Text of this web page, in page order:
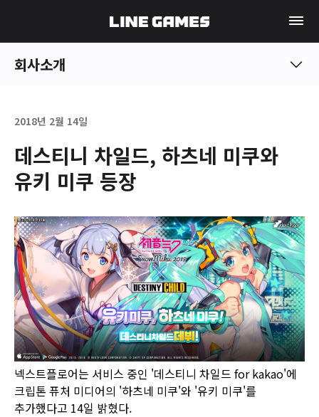
회사소개
2018년 2월 14일
데스티니 차일드, 하츠네 미쿠와
유키 미쿠 등장
넥스트플로어는 서비스 중인 '데스티니 차일드 for kakao'에
크립톤 퓨처 미디어의 '하츠네 미쿠'와 '유키 미쿠'를
추가했다고 14일 밝혔다.